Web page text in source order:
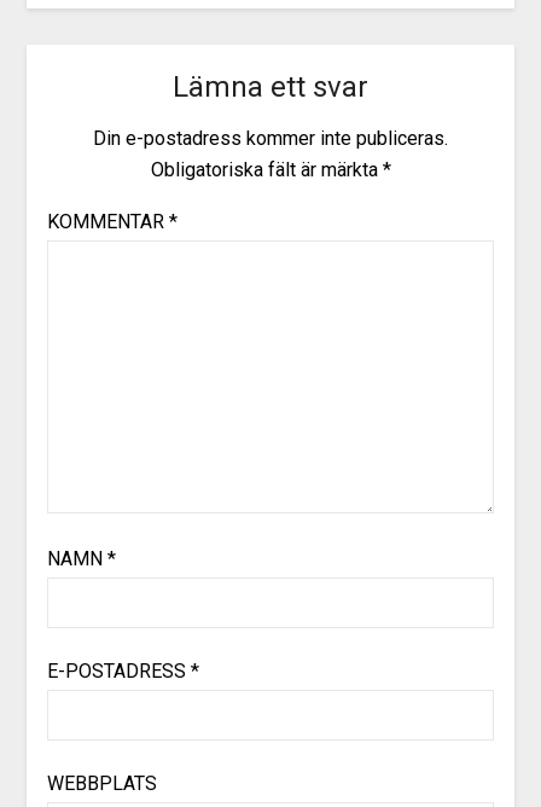
Lämna ett svar
Din e-postadress kommer inte publiceras.
Obligatoriska fält är märkta *
KOMMENTAR *
NAMN *
E-POSTADRESS *
WEBBPLATS